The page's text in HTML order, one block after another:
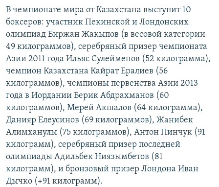
В чемпионате мира от Казахстана выступит 10
боксеров: участник Пекинской и Лондонских
олимпиад Биржан Жакыпов (в весовой категории
49 килограммов), серебряный призер чемпионата
Азии 2011 года Ильяс Сулейменов (52 килограмма),
чемпион Казахстана Кайрат Ералиев (56
килограммов), чемпионы первенства Азии 2013
года в Иордании Берик Абдрахманов (60
килограммов), Мерей Акшалов (64 килограмма),
Данияр Елеусинов (69 килограммов), Жанибек
Алимханулы (75 килограммов), Антон Пинчук (91
килограмм), серебряный призер последней
олимпиады Адильбек Ниязымбетов (81
килограмм), и бронзовый призер Лондона Иван
Дычко (+91 килограмм).